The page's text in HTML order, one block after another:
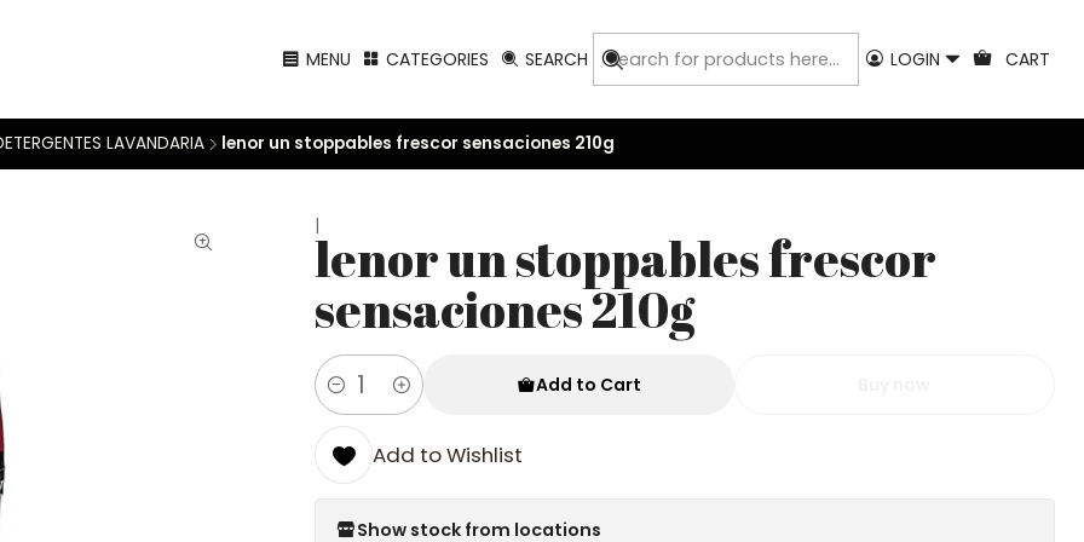
MENU CATEGORIES SEARCH LOGIN CART
LAVANDARIA lenor un stoppables frescor sensaciones 210g
|
lenor un stoppables frescor
sensaciones 210g
Quantity
Add to Cart
Add to Wishlist
Show stock from locations